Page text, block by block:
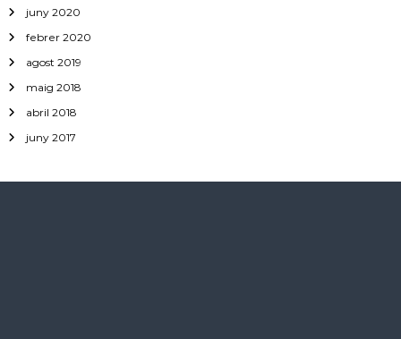
juny 2020
febrer 2020
agost 2019
maig 2018
abril 2018
juny 2017